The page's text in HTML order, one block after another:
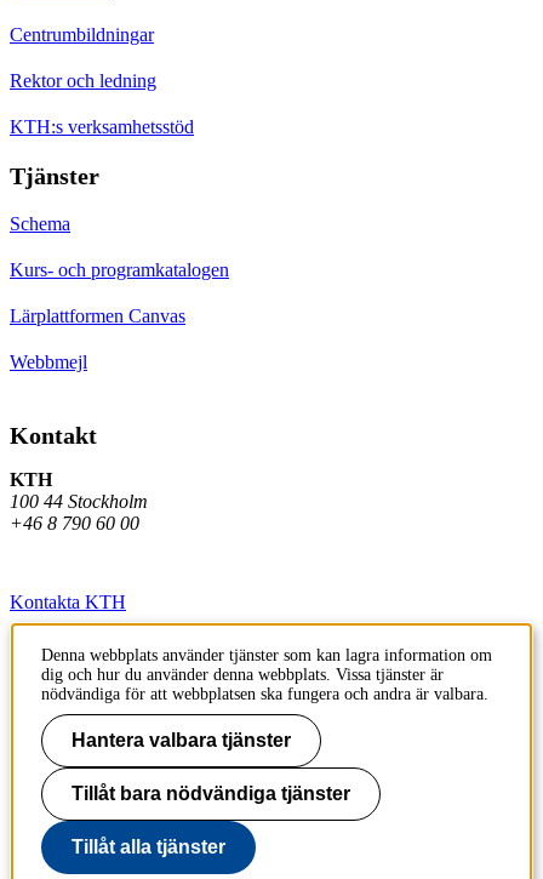
Centrumbildningar
Rektor och ledning
KTH:s verksamhetsstöd
Tjänster
Schema
Kurs- och programkatalogen
Lärplattformen Canvas
Webbmejl
Kontakt
KTH
100 44 Stockholm
+46 8 790 60 00
Kontakta KTH
Jobba på KTH
Press och media
Faktura och betalning KTH
Om KTH:s webbplatser
Tillgänglighetsredogörelse
Denna webbplats använder tjänster som kan lagra information om
dig och hur du använder denna webbplats. Vissa tjänster är
nödvändiga för att webbplatsen ska fungera och andra är valbara.
Hantera valbara tjänster
Tillåt bara nödvändiga tjänster
Tillåt alla tjänster